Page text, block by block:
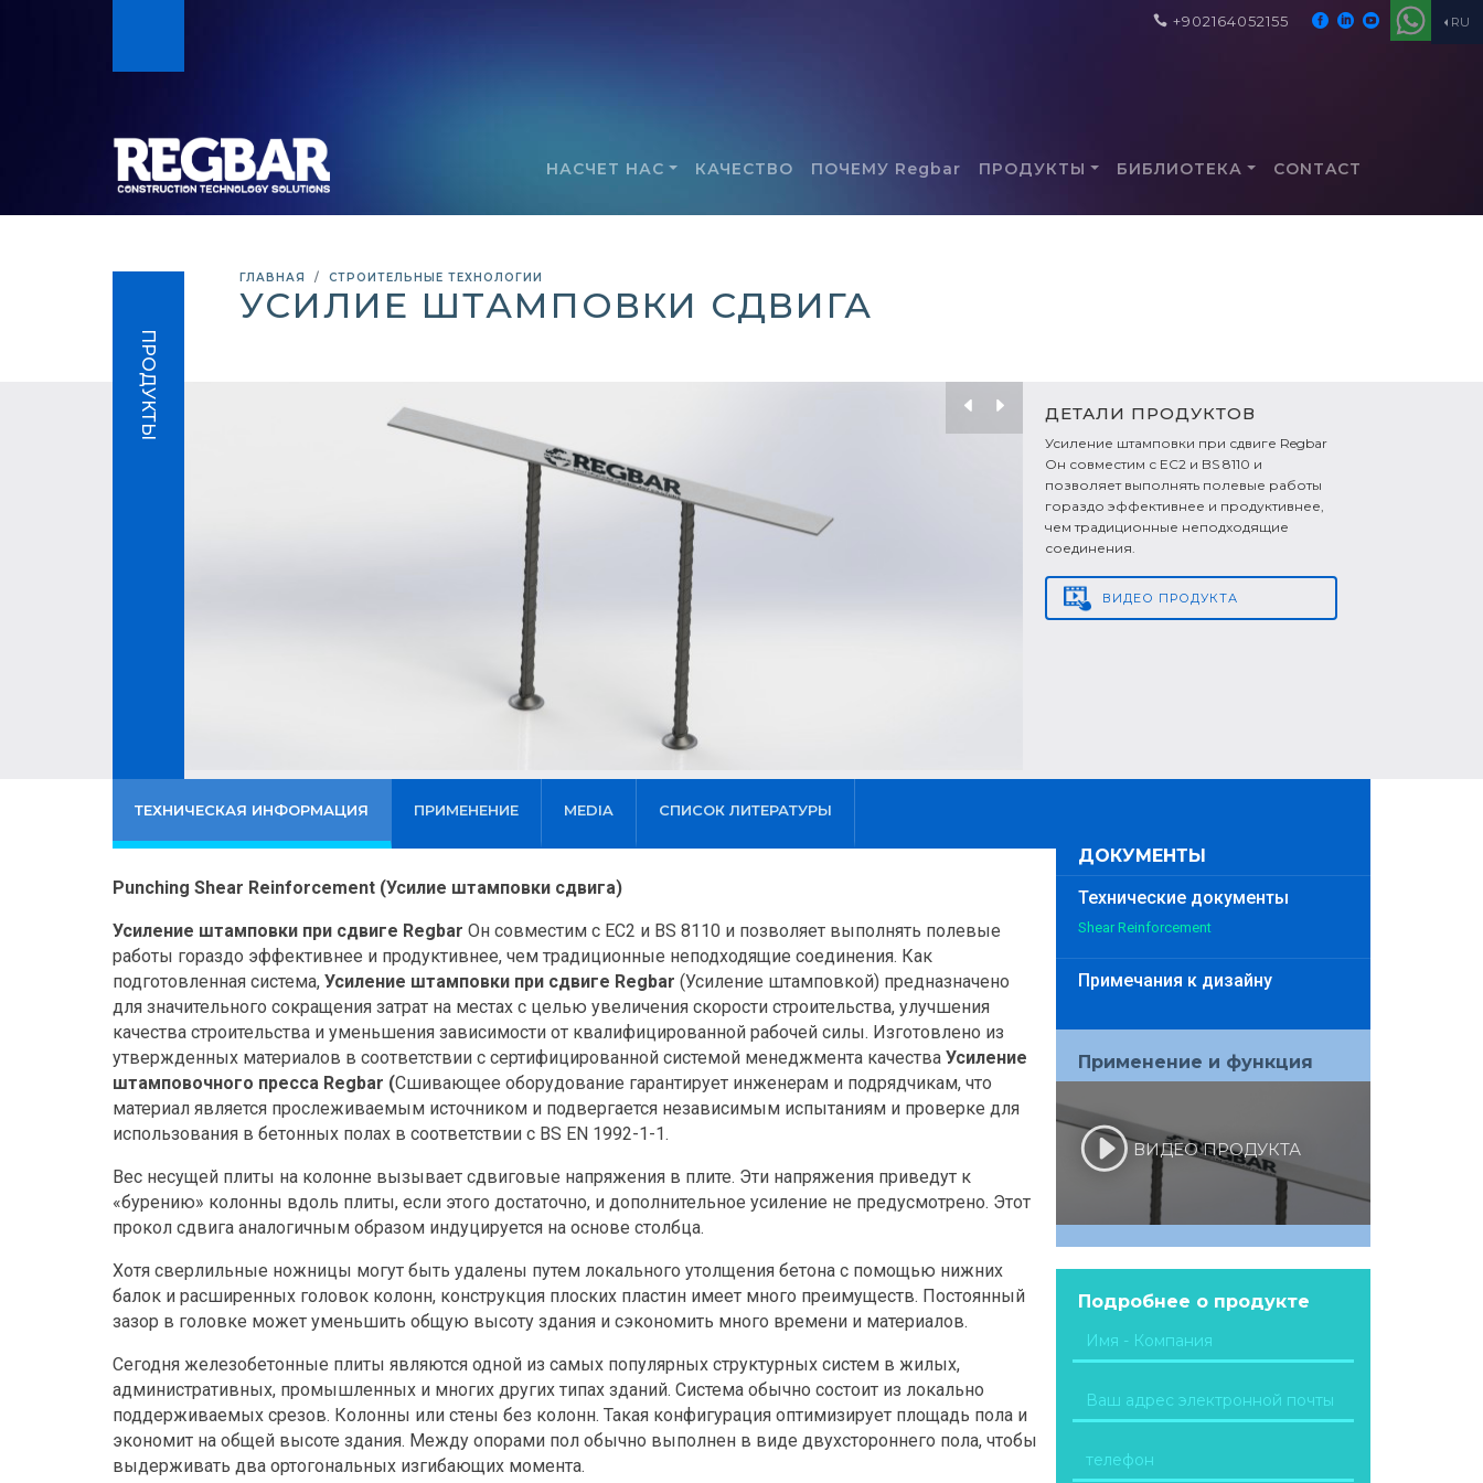
RU
+902164052155
НАСЧЕТ НАС КАЧЕСТВО ПОЧЕМУ Regbar ПРОДУКТЫ БИБЛИОТЕКА CONTACT
ГЛАВНАЯ СТРОИТЕЛЬНЫЕ ТЕХНОЛОГИИ
УСИЛИЕ ШТАМПОВКИ СДВИГА
ПРОДУКТЫ ДЕТАЛИ ПРОДУКТОВ
Усиление штамповки при сдвиге Regbar
Он совместим с EC2 и BS 8110 и
позволяет выполнять полевые работы
гораздо эффективнее и продуктивнее,
чем традиционные неподходящие
соединения.
ВИДЕО ПРОДУКТА
ТЕХНИЧЕСКАЯ ИНФОРМАЦИЯ ПРИМЕНЕНИЕ MEDIA СПИСОК ЛИТЕРАТУРЫ
Punching Shear Reinforcement (Усилие штамповки сдвига)
Усиление штамповки при сдвиге Regbar Он совместим с EC2 и BS 8110 и позволяет выполнять полевые
работы гораздо эффективнее и продуктивнее, чем традиционные неподходящие соединения. Как
подготовленная система, Усиление штамповки при сдвиге Regbar (Усиление штамповкой) предназначено
для значительного сокращения затрат на местах с целью увеличения скорости строительства, улучшения
качества строительства и уменьшения зависимости от квалифицированной рабочей силы. Изготовлено из
утвержденных материалов в соответствии с сертифицированной системой менеджмента качества Усиление
штамповочного пресса Regbar (Сшивающее оборудование гарантирует инженерам и подрядчикам, что
материал является прослеживаемым источником и подвергается независимым испытаниям и проверке для
использования в бетонных полах в соответствии с BS EN 1992-1-1.
Вес несущей плиты на колонне вызывает сдвиговые напряжения в плите. Эти напряжения приведут к
«бурению» колонны вдоль плиты, если этого достаточно, и дополнительное усиление не предусмотрено. Этот
прокол сдвига аналогичным образом индуцируется на основе столбца.
Хотя сверлильные ножницы могут быть удалены путем локального утолщения бетона с помощью нижних
балок и расширенных головок колонн, конструкция плоских пластин имеет много преимуществ. Постоянный
зазор в головке может уменьшить общую высоту здания и сэкономить много времени и материалов.
Сегодня железобетонные плиты являются одной из самых популярных структурных систем в жилых,
административных, промышленных и многих других типах зданий. Система обычно состоит из локально
поддерживаемых срезов. Колонны или стены без колонн. Такая конфигурация оптимизирует площадь пола и
экономит на общей высоте здания. Между опорами пол обычно выполнен в виде двухстороннего пола, чтобы
выдерживать два ортогональных изгибающих момента.
ДОКУМЕНТЫ
Технические документы
Shear Reinforcement
Примечания к дизайну
Применение и функция
ВИДЕО ПРОДУКТА
Подробнее о продукте